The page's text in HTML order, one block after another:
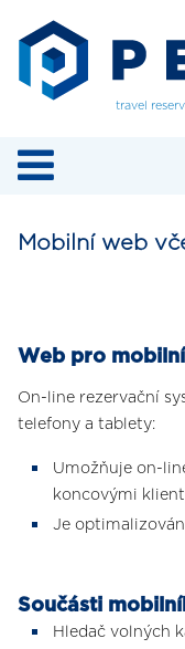
travel
Mobilní web
Web pro
On-line rezervační
telefony a tablety:
Umožňuje on-
koncovými
Je
Součásti
Hledač volných